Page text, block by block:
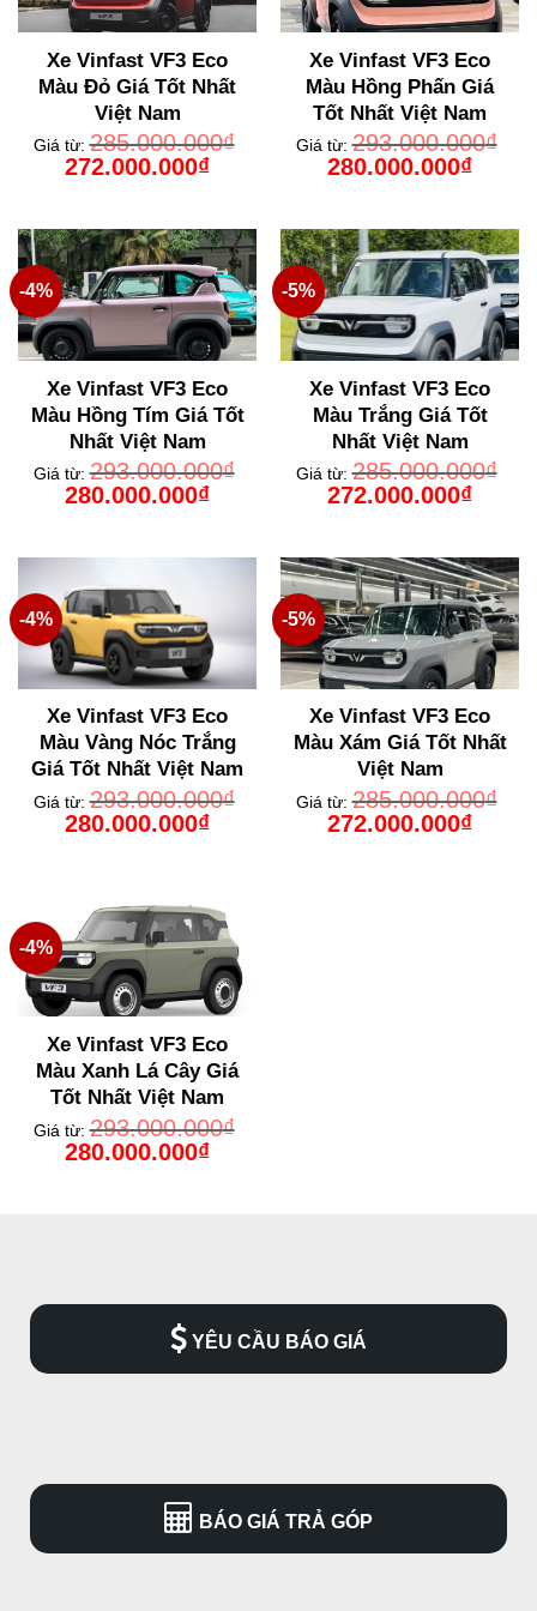
Xe Vinfast VF3 Eco
Màu Đỏ Giá Tốt Nhất
Việt Nam
Giá từ:285.000.000₫
Giá
gốc
272.000.000₫Giá
hiện
Xe Vinfast VF3 Eco
Màu Hồng Phấn Giá
Tốt Nhất Việt Nam
Giá từ:293.000.000₫
Giá
gốc
280.000.000₫Giá
hiện
-4%
Xe Vinfast VF3 Eco
Màu Hồng Tím Giá Tốt
Nhất Việt Nam
Giá từ:293.000.000₫
Giá
gốc
280.000.000₫Giá
hiện
-5%
Xe Vinfast VF3 Eco
Màu Trắng Giá Tốt
Nhất Việt Nam
Giá từ:285.000.000₫
Giá
gốc
272.000.000₫Giá
hiện
-4%
Xe Vinfast VF3 Eco
Màu Vàng Nóc Trắng
Giá Tốt Nhất Việt Nam
Giá từ:293.000.000₫
Giá
gốc
280.000.000₫Giá
hiện
-5%
Xe Vinfast VF3 Eco
Màu Xám Giá Tốt Nhất
Việt Nam
Giá từ:285.000.000₫
Giá
gốc
272.000.000₫Giá
hiện
-4%
Xe Vinfast VF3 Eco
Màu Xanh Lá Cây Giá
Tốt Nhất Việt Nam
Giá từ:293.000.000₫
Giá
gốc
280.000.000₫Giá
hiện
YÊU CẦU BÁO GIÁ
BÁO GIÁ TRẢ GÓP